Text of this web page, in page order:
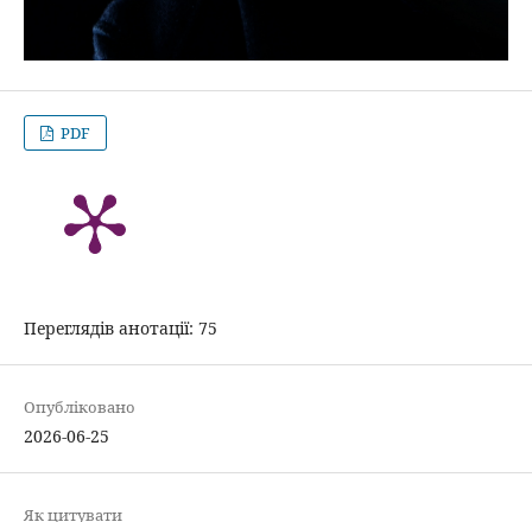
PDF
Переглядів анотації: 75
Опубліковано
2026-06-25
Як цитувати